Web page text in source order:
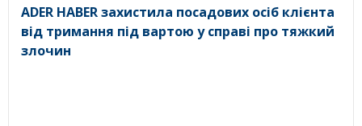
ADER HABER захистила посадових осіб клієнта
від тримання під вартою у справі про тяжкий
злочин